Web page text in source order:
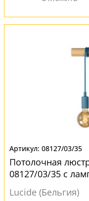
08127/03/35
Потолочная
08127/03/35 с
Lucide (Бельгия)